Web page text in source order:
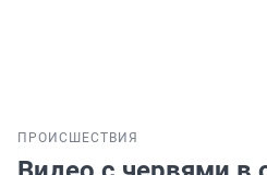
ПРОИСШЕСТВИЯ